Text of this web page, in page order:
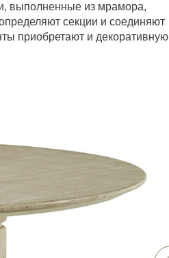
выполненные из мрамора,
секции и соединяют
приобретают и декоративную